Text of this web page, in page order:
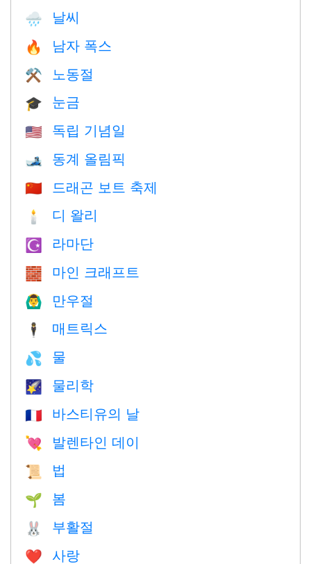
🌧 날씨
🔥 남자 폭스
⚒️ 노동절
🎓 눈금
🇺🇸 독립 기념일
🎿 동계 올림픽
🇨🇳 드래곤 보트 축제
🕯 디 왈리
☪️ 라마단
🧱 마인 크래프트
🙆‍♂️ 만우절
🕴️ 매트릭스
💦 물
🌠 물리학
🇫🇷 바스티유의 날
💘 발렌타인 데이
📜 법
🌱 봄
🐰 부활절
❤️️ 사랑